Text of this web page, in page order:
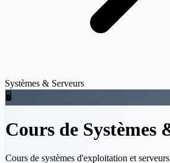
Systèmes & Serveurs
🖥️
Cours de Systèmes
Cours de systèmes d'exploitation et